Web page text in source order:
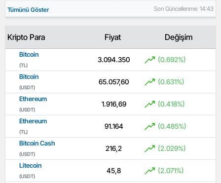
Tümünü Göster Son Güncellenme: 14:43
Kripto Para Fiyat Değişim
Bitcoin
(TL)
3.094.350 (0.692%)
Bitcoin
(USDT)
65.057,60 (0.631%)
Ethereum
(USDT)
1.916,69 (0.418%)
Ethereum
(TL)
91.164 (0.485%)
Bitcoin Cash
(USDT)
216,2 (2.029%)
Litecoin
(USDT)
45,8 (2.071%)